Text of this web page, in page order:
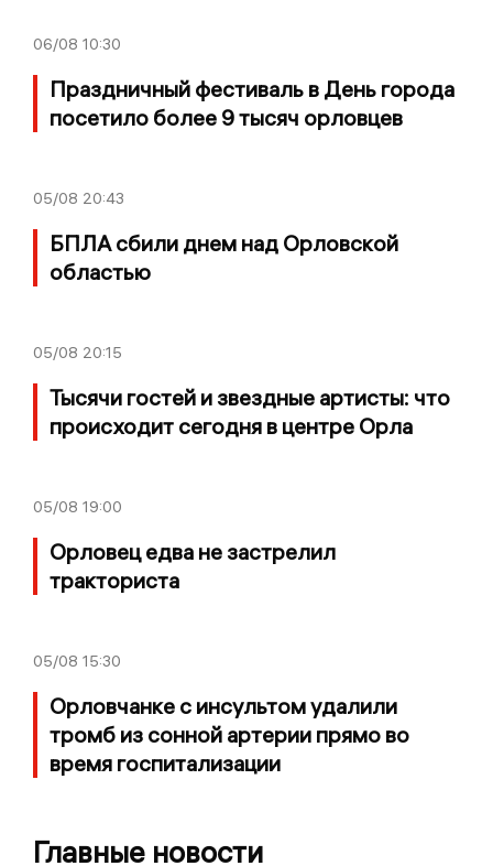
06/08 10:30
Праздничный фестиваль в День города
посетило более 9 тысяч орловцев
05/08 20:43
БПЛА сбили днем над Орловской
областью
05/08 20:15
Тысячи гостей и звездные артисты: что
происходит сегодня в центре Орла
05/08 19:00
Орловец едва не застрелил
тракториста
05/08 15:30
Орловчанке с инсультом удалили
тромб из сонной артерии прямо во
время госпитализации
Главные новости